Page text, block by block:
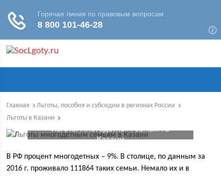
Главная
Льготы, пособия и субсидии в регионах России
Льготы в Казани
Льготы многодетным семьям в
Казани
В РФ процент многодетных – 9%. В столице, по данным за
2016 г. проживало 111864 таких семьи. Немало их и в